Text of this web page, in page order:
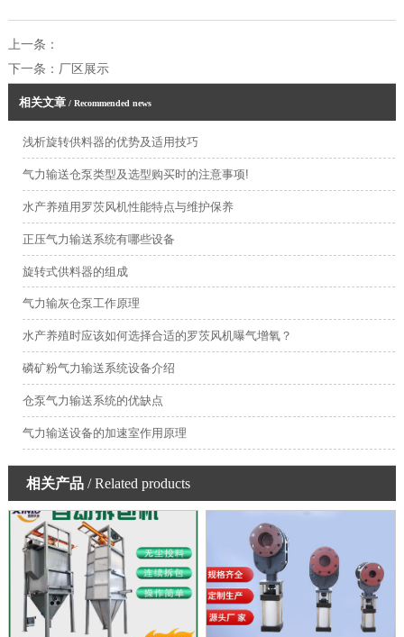
上一条：
下一条： 厂区展示
相关文章/ Recommended news
浅析旋转供料器的优势及适用技巧
气力输送仓泵类型及选型购买时的注意事项!
水产养殖用罗茨风机性能特点与维护保养
正压气力输送系统有哪些设备
旋转式供料器的组成
气力输灰仓泵工作原理
水产养殖时应该如何选择合适的罗茨风机曝气增氧？
磷矿粉气力输送系统设备介绍
仓泵气力输送系统的优缺点
气力输送设备的加速室作用原理
相关产品/ Related products